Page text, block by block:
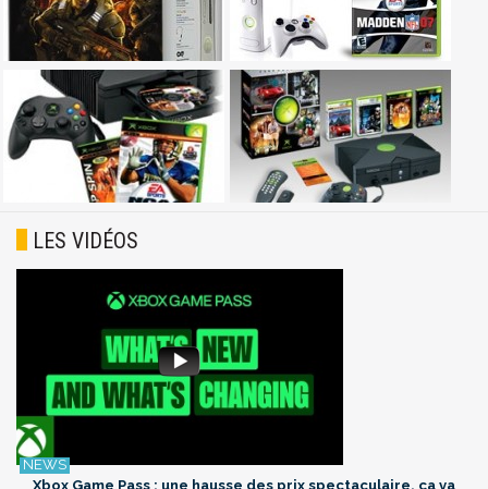
LES VIDÉOS
Xbox Game Pass : une hausse des prix spectaculaire, ça va